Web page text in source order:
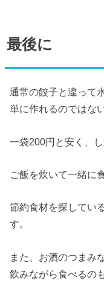
最後に
通常の餃子と違って
単に作れるのではな
一袋200円と安く、
ご飯を炊いて一緒に
節約食材を探してい
す。
また、お酒のつまみ
飲みながら食べるの